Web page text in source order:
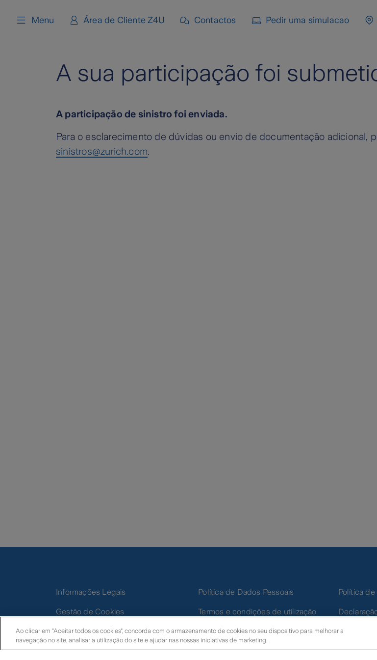
Menu Área de Cliente Z4U Contactos Pedir uma simulacao
A sua participação foi
A participação de sinistro foi enviada.
Para o esclarecimento de dúvidas ou envio de documentação adicional,
sinistros@zurich.com.
Informações Legais
Gestão de Cookies
Política de Dados Pessoais
Termos e condições de utilização
Política
Ao clicar em "Aceitar todos os cookies", concorda com o armazenamento de cookies no seu dispositivo para melhorar a
navegação no site, analisar a utilização do site e ajudar nas nossas iniciativas de marketing.